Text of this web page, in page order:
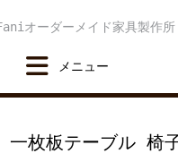
一枚板テーブル 椅